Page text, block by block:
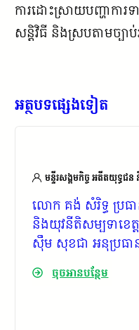
ការដោះស្រាយបញ្ហាការ
សន្តិវិធី និងស្របតាមច្បាប់
អត្ថបទផ្សេងទៀត
មន្ទីរសង្គមកិច្ច អតីតយុទ្ធជ
លោក គង់ សំរិទ្ធ ប្រធ
និងយុវនីតិសម្បទាខេ
ស៊ឹម សុខជា អនុប្រធាន
លើកទី២៥ របស់ គ.ក.
ចុចអានបន្ថែម